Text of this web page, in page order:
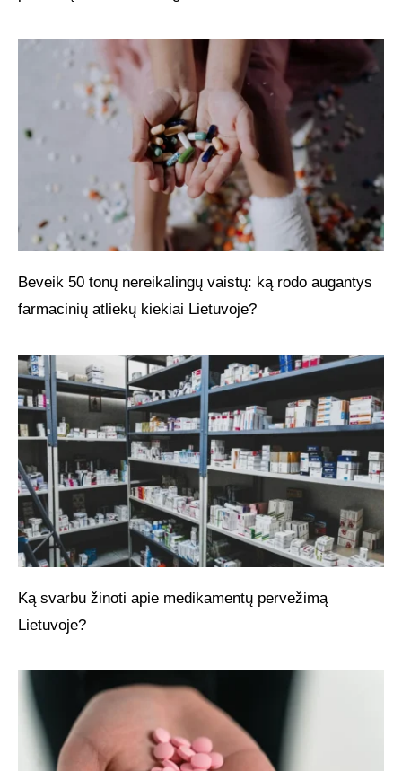
Beveik 50 tonų nereikalingų vaistų: ką rodo augantys
farmacinių atliekų kiekiai Lietuvoje?
Ką svarbu žinoti apie medikamentų pervežimą
Lietuvoje?